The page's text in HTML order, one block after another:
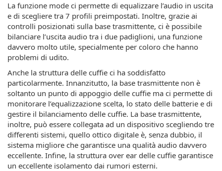
La funzione mode ci permette di equalizzare l’audio in uscita
e di scegliere tra 7 profili preimpostati. Inoltre, grazie ai
controlli posizionati sulla base trasmittente, ci è possibile
bilanciare l’uscita audio tra i due padiglioni, una funzione
davvero molto utile, specialmente per coloro che hanno
problemi di udito.
Anche la struttura delle cuffie ci ha soddisfatto
particolarmente. Innanzitutto, la base trasmittente non è
soltanto un punto di appoggio delle cuffie ma ci permette di
monitorare l’equalizzazione scelta, lo stato delle batterie e di
gestire il bilanciamento delle cuffie. La base trasmittente,
inoltre, può essere collegata ad un dispositivo scegliendo tre
differenti sistemi, quello ottico digitale è, senza dubbio, il
sistema migliore che garantisce una qualità audio davvero
eccellente. Infine, la struttura over ear delle cuffie garantisce
un eccellente isolamento dai rumori esterni.